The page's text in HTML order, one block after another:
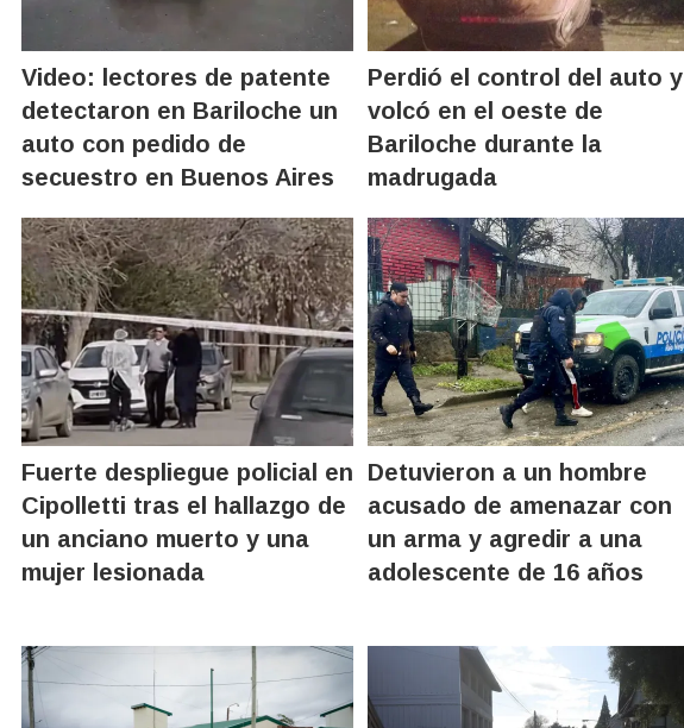
Video: lectores de patente
detectaron en Bariloche un
auto con pedido de
secuestro en Buenos Aires
Perdió el control del auto y
volcó en el oeste de
Bariloche durante la
madrugada
Fuerte despliegue policial en
Cipolletti tras el hallazgo de
un anciano muerto y una
mujer lesionada
Detuvieron a un hombre
acusado de amenazar con
un arma y agredir a una
adolescente de 16 años